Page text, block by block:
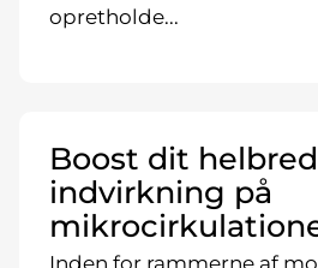
opretholde...
Boost dit
indvirkning på
Inden for rammerne af